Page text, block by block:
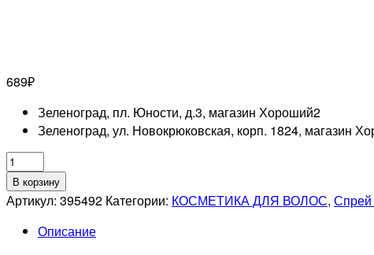
689₽
Зеленоград, пл. Юности, д.3, магазин Хороший2
Зеленоград, ул. Новокрюковская, корп. 1824, магазин
Количество
товара
OLLIN
CARE
В корзину
Артикул: 395492 Категории: КОСМЕТИКА ДЛЯ ВОЛОС, Спрей
Описание